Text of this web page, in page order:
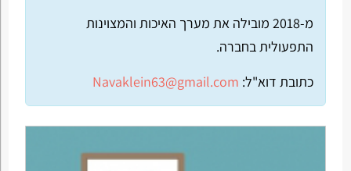
מ-2018 מובילה את מערך האיכות והמצוינות
התפעולית בחברה.
כתובת דוא"ל: Navaklein63@gmail.com